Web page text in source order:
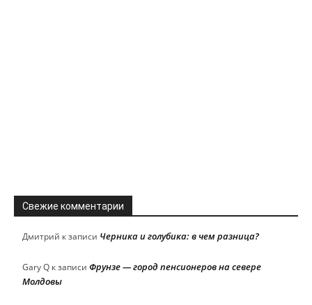
Свежие комментарии
Дмитрий к записи Черника и голубика: в чем разница?
Gary Q к записи Фрунзе — город пенсионеров на севере
Молдовы